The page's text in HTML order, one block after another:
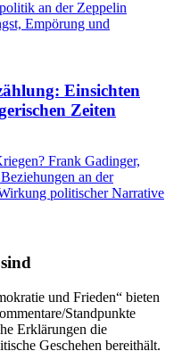
an der Zeppelin
Empörung und
Einsichten
Zeiten
Frank Gadinger,
an der
politischer Narrative
und Frieden“ bieten
Standpunkte
Erklärungen die
Geschehen bereithält.